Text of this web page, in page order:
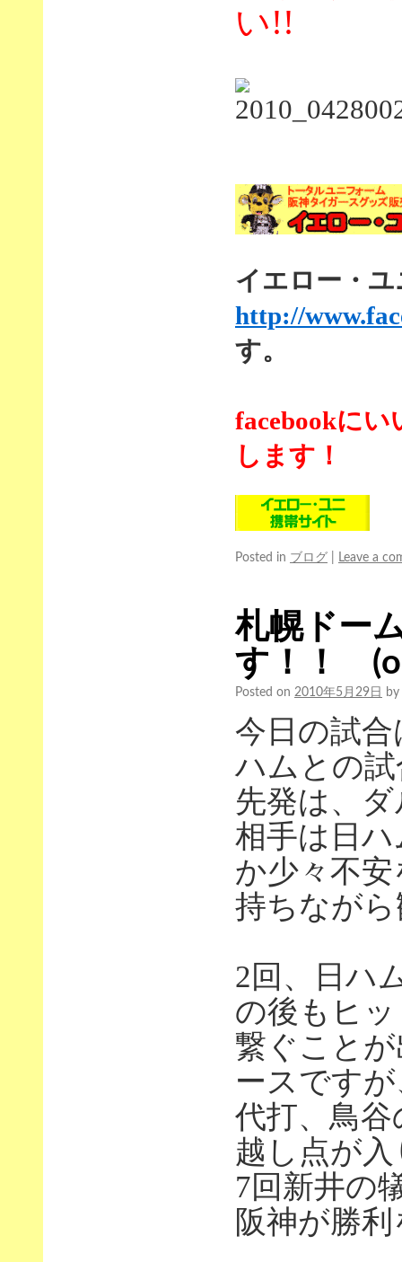
い!!
イエロー・ユ
http://
す。
facebookに
します！
Posted in ブログ Leave a
札幌ドー
す！！
Posted on 2010年5月29日 by
今日の試
ハムとの
先発は、
相手は日
か少々不安
持ちなが
2回、日ハ
の後もヒ
繋ぐこと
ースです
代打、鳥
越し点が
7回新井の
阪神が勝